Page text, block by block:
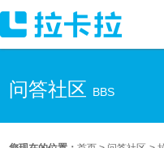
问答社区 BBS